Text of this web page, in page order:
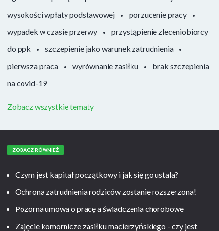
wysokości wpłaty podstawowej
porzucenie pracy
wypadek w czasie przerwy
przystąpienie zleceniobiorcy
do ppk
szczepienie jako warunek zatrudnienia
pierwsza praca
wyrównanie zasiłku
brak szczepienia
na covid-19
Zobacz wszystkie tematy
ZOBACZ RÓWNIEŻ
Czym jest kapitał początkowy i jak się go ustala?
Ochrona zatrudnienia rodziców zostanie rozszerzona!
Pozorna umowa o pracę a świadczenia chorobowe
Zajęcie komornicze zasiłku macierzyńskiego - czy jest